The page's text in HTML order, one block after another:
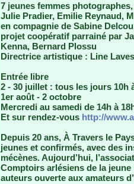
7 jeunes femmes
Julie Pradier, Emilie Reynaud,
en compagnie de Sabine
projet coopératif parrainé par
Kenna, Bernard Plossu
Directrice artistique : Line
Entrée libre
2 - 30 juillet : tous les jours 10h
1er août - 2 octobre
Mercredi au samedi de 14h à
Et sur rendez-vous http://
Depuis 20 ans, À Travers le
jeunes et confirmés, avec des
mécènes. Aujourd’hui,
Comptoirs arlésiens de la
auteurs ouverte aux amateurs